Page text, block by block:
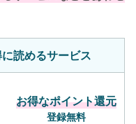
読めるサービス
お得なポイント還元
登録無料